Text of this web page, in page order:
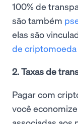
100% de
são também
elas são
de criptomoeda
2. Taxas de
Pagar com
você